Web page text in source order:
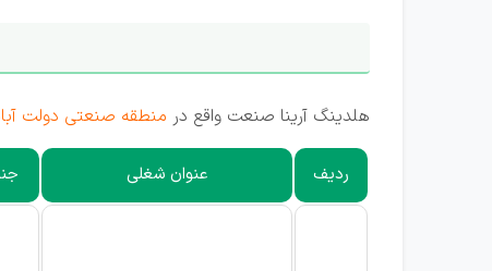
هلدینگ آرینا صنعت واقع در منطقه صنعتی دولت
ردیف عنوان شغلی